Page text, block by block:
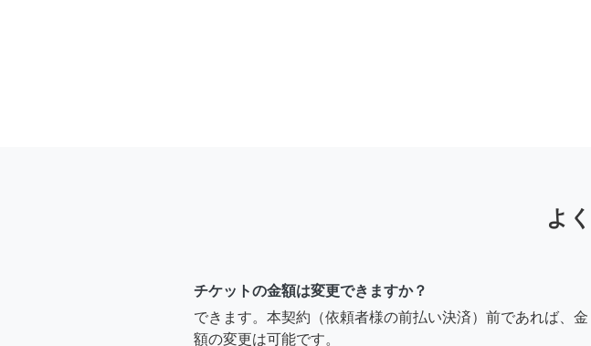
よ
チケットの金額は変更できますか？
できます。本契約（依頼者様の前払い決済）前であれば、金
額の変更は可能です。